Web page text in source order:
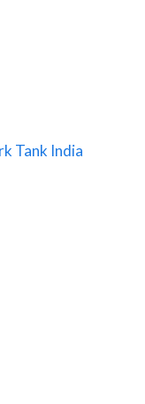
Tank India